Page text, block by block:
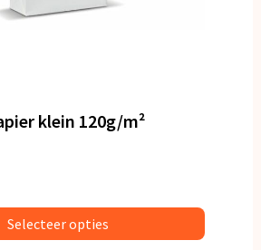
klein 120g/m²
Selecteer opties